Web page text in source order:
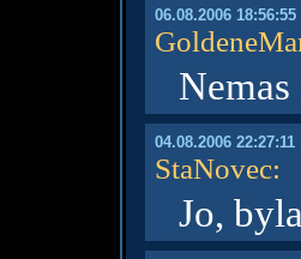
06.08.2006 18:56:55
Nemas
04.08.2006 22:27:11
StaNovec:
Jo,